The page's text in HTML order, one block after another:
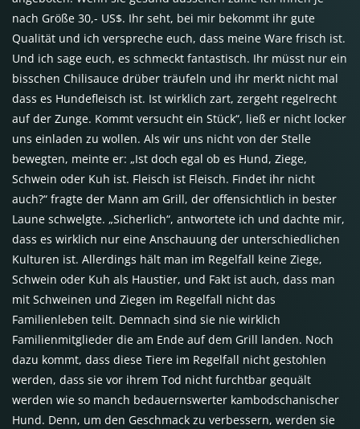
nach Größe 30,- US$. Ihr seht, bei mir bekommt ihr gute
Qualität und ich verspreche euch, dass meine Ware frisch ist.
Und ich sage euch, es schmeckt fantastisch. Ihr müsst nur ein
bisschen Chilisauce drüber träufeln und ihr merkt nicht mal
dass es Hundefleisch ist. Ist wirklich zart, zergeht regelrecht
auf der Zunge. Kommt versucht ein Stück“, ließ er nicht locker
uns einladen zu wollen. Als wir uns nicht von der Stelle
bewegten, meinte er: „Ist doch egal ob es Hund, Ziege,
Schwein oder Kuh ist. Fleisch ist Fleisch. Findet ihr nicht
auch?“ fragte der Mann am Grill, der offensichtlich in bester
Laune schwelgte. „Sicherlich“, antwortete ich und dachte mir,
dass es wirklich nur eine Anschauung der unterschiedlichen
Kulturen ist. Allerdings hält man im Regelfall keine Ziege,
Schwein oder Kuh als Haustier, und Fakt ist auch, dass man
mit Schweinen und Ziegen im Regelfall nicht das
Familienleben teilt. Demnach sind sie nie wirklich
Familienmitglieder die am Ende auf dem Grill landen. Noch
dazu kommt, dass diese Tiere im Regelfall nicht gestohlen
werden, dass sie vor ihrem Tod nicht furchtbar gequält
werden wie so manch bedauernswerter kambodschanischer
Hund. Denn, um den Geschmack zu verbessern, werden sie